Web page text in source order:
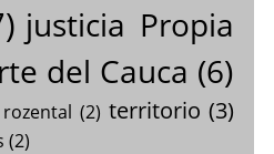
justicia Propia
del Cauca (6)
rozental (2) territorio (3)
(2)